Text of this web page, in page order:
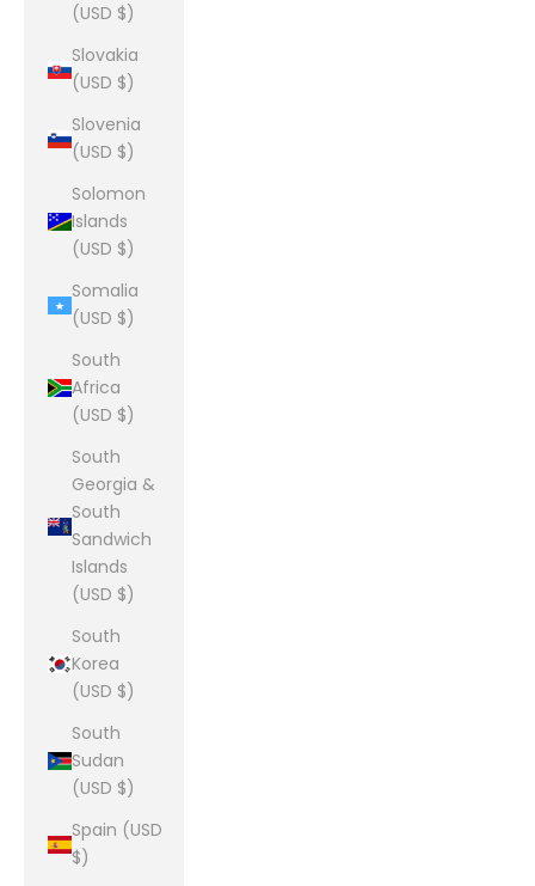
(USD $)
Slovakia
(USD $)
Slovenia
(USD $)
Solomon
Islands
(USD $)
Somalia
(USD $)
South
Africa
(USD $)
South
Georgia &
South
Sandwich
Islands
(USD $)
South
Korea
(USD $)
South
Sudan
(USD $)
Spain (USD
$)